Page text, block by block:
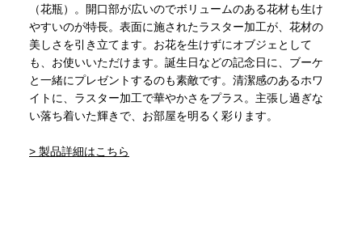
（花瓶）。開口部が広いのでボリュームのある花材も生け
やすいのが特長。表面に施されたラスター加工が、花材の
美しさを引き立てます。お花を生けずにオブジェとして
も、お使いいただけます。誕生日などの記念日に、ブーケ
と一緒にプレゼントするのも素敵です。清潔感のあるホワ
イトに、ラスター加工で華やかさをプラス。主張し過ぎな
い落ち着いた輝きで、お部屋を明るく彩ります。
> 製品詳細はこちら